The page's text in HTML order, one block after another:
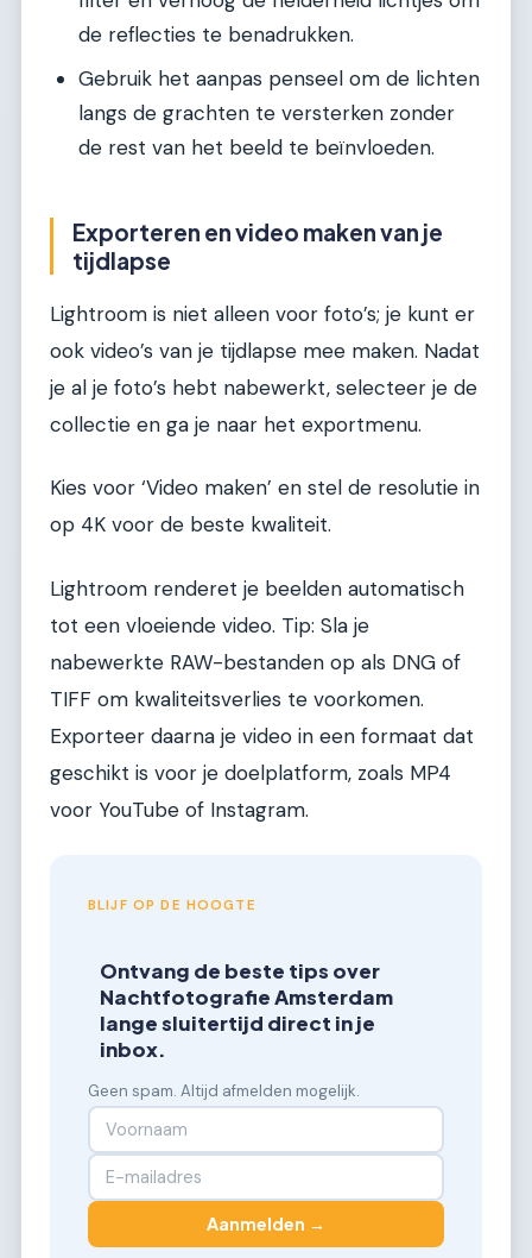
de reflecties te benadrukken.
Gebruik het aanpas penseel om de lichten
langs de grachten te versterken zonder
de rest van het beeld te beïnvloeden.
Exporteren en video maken van je
tijdlapse
Lightroom is niet alleen voor foto’s; je kunt er
ook video’s van je tijdlapse mee maken. Nadat
je al je foto’s hebt nabewerkt, selecteer je de
collectie en ga je naar het exportmenu.
Kies voor ‘Video maken’ en stel de resolutie in
op 4K voor de beste kwaliteit.
Lightroom renderet je beelden automatisch
tot een vloeiende video. Tip: Sla je
nabewerkte RAW-bestanden op als DNG of
TIFF om kwaliteitsverlies te voorkomen.
Exporteer daarna je video in een formaat dat
geschikt is voor je doelplatform, zoals MP4
voor YouTube of Instagram.
BLIJF OP DE HOOGTE
Ontvang de beste tips over
Nachtfotografie Amsterdam
lange sluitertijd direct in je
inbox.
Geen spam. Altijd afmelden mogelijk.
Aanmelden →